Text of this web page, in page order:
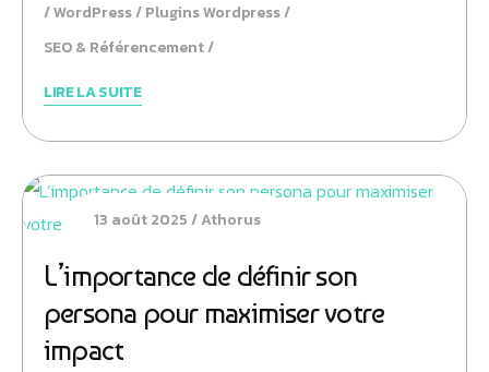
WordPress
Plugins Wordpress
SEO & Référencement
LIRE LA SUITE
13 août 2025 Athorus
L’importance de définir son
persona pour maximiser votre
impact